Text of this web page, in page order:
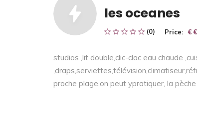
les oceanes
(0) Price: €
€
studios ,lit double,clic-clac eau chaude
proche plage,on peut ypratiquer, la